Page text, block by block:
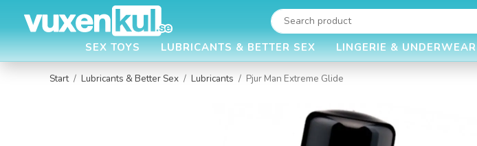
SEX TOYS LUBRICANTS & BETTER SEX LINGERIE & UNDERWEAR
Start / Lubricants & Better Sex / Lubricants / Pjur Man Extreme Glide